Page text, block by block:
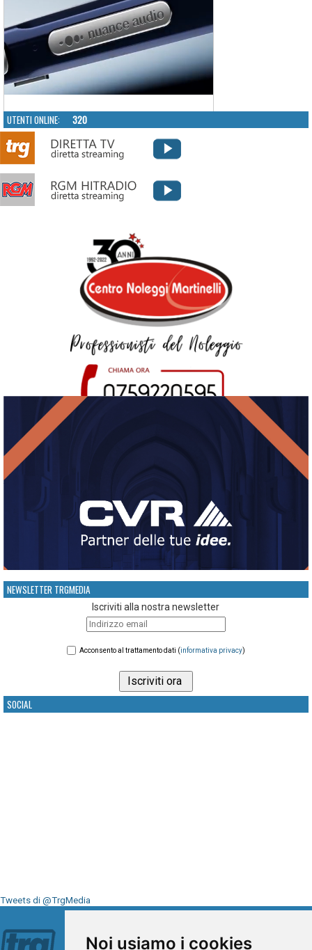
Noi usiamo i cookies
UTENTI ONLINE: 320
NEWSLETTER TRGMEDIA
Iscriviti alla nostra newsletter
Acconsento al trattamento dati (informativa privacy)
SOCIAL
Tweets di @TrgMedia